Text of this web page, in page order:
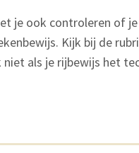
je ook controleren of
Kijk bij de
als je rijbewijs het